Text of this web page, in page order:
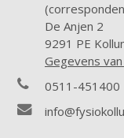
De Anjen 2
9291 PE
Gegevens
0511-451400